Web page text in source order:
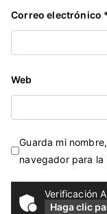
Correo electrónico
Web
Guarda mi
navegador para
Verificación
Haga clic